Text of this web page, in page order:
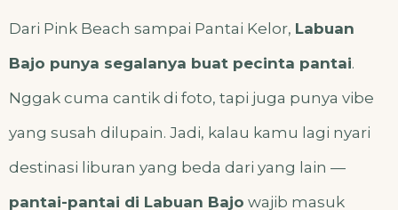
Dari Pink Beach sampai Pantai Kelor, Labuan
Bajo punya segalanya buat pecinta pantai.
Nggak cuma cantik di foto, tapi juga punya vibe
yang susah dilupain. Jadi, kalau kamu lagi nyari
destinasi liburan yang beda dari yang lain —
pantai-pantai di Labuan Bajo wajib masuk